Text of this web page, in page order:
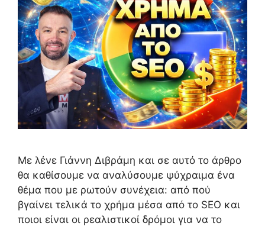
Με λένε Γιάννη Διβράμη και σε αυτό το άρθρο
θα καθίσουμε να αναλύσουμε ψύχραιμα ένα
θέμα που με ρωτούν συνέχεια: από πού
βγαίνει τελικά το χρήμα μέσα από το SEO και
ποιοι είναι οι ρεαλιστικοί δρόμοι για να το